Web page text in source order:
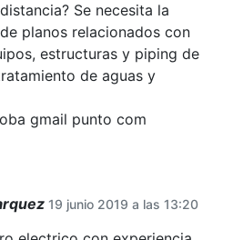
Se necesita la
planos relacionados con
estructuras y piping de
de aguas y
gmail punto com
19 junio 2019 a las 13:20